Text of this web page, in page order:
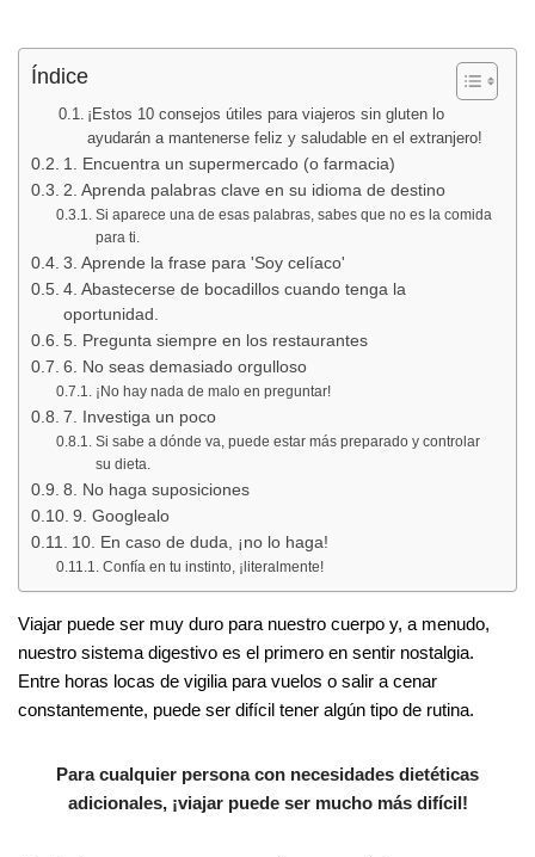
Índice
¡Estos 10 consejos útiles para viajeros sin gluten lo
ayudarán a mantenerse feliz y saludable en el extranjero!
1. Encuentra un supermercado (o farmacia)
2. Aprenda palabras clave en su idioma de destino
Si aparece una de esas palabras, sabes que no es la comida
para ti.
3. Aprende la frase para 'Soy celíaco'
4. Abastecerse de bocadillos cuando tenga la
oportunidad.
5. Pregunta siempre en los restaurantes
6. No seas demasiado orgulloso
¡No hay nada de malo en preguntar!
7. Investiga un poco
Si sabe a dónde va, puede estar más preparado y controlar
su dieta.
8. No haga suposiciones
9. Googlealo
10. En caso de duda, ¡no lo haga!
Confía en tu instinto, ¡literalmente!
Viajar puede ser muy duro para nuestro cuerpo y, a menudo,
nuestro sistema digestivo es el primero en sentir nostalgia.
Entre horas locas de vigilia para vuelos o salir a cenar
constantemente, puede ser difícil tener algún tipo de rutina.
Para cualquier persona con necesidades dietéticas
adicionales, ¡viajar puede ser mucho más difícil!